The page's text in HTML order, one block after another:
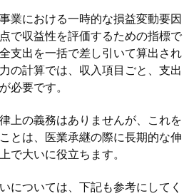
業における一時的な損益変動要因
で収益性を評価するための指標で
支出を一括で差し引いて算出され
の計算では、収入項目ごと、支出
必要です。
上の義務はありませんが、これを
とは、医業承継の際に長期的な伸
で大いに役立ちます。
については、下記も参考にしてく